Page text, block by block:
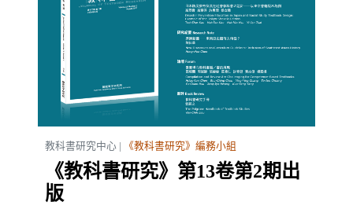
教科書研究中心 | 《教科書研究》編務小組
《教科書研究》第13卷第2期出
版